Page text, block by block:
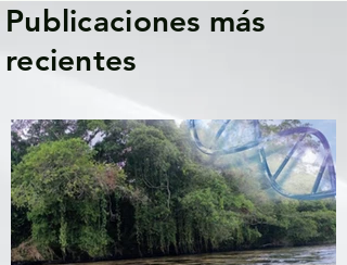
Publicaciones más
recientes